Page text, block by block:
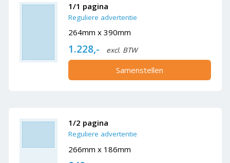
1/1 pagina
Reguliere advertentie
264mm x 390mm
1.228,- excl. BTW
Samenstellen
1/2 pagina
Reguliere advertentie
266mm x 186mm